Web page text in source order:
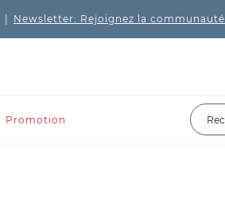
Newsletter: Rejoignez la communauté
Promotion